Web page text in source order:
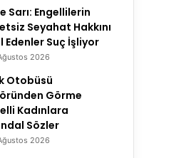
Sarı: Engellilerin
Seyahat Hakkını
Edenler Suç İşliyor
2026
Otobüsü
Görme
Kadınlara
Sözler
2026